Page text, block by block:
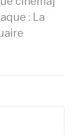
: La